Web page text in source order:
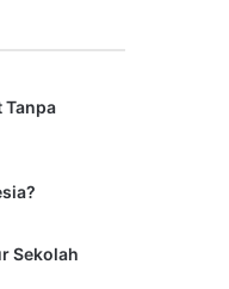
Tanpa
Sekolah